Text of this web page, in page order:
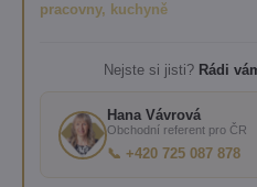
pracovny, kuchyně
Nejste si jisti? Rádi
Hana Vávrová
Obchodní referent pro ČR
📞 +420 725 087 878